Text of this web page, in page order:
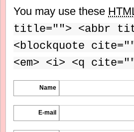
You may use these
title=""> <abbr
<blockquote
<em> <i> <q
Name
E-mail